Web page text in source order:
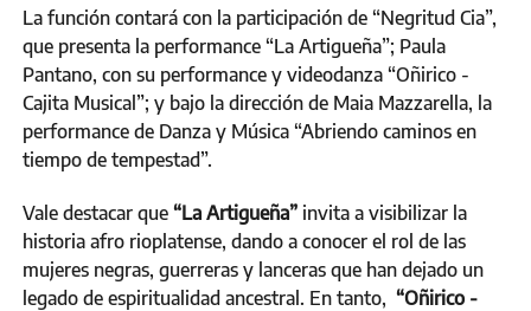
La función contará con la participación de “Negritud Cia”,
que presenta la performance “La Artigueña”; Paula
Pantano, con su performance y videodanza “Oñirico -
Cajita Musical”; y bajo la dirección de Maia Mazzarella, la
performance de Danza y Música “Abriendo caminos en
tiempo de tempestad”.
Vale destacar que “La Artigueña” invita a visibilizar la
historia afro rioplatense, dando a conocer el rol de las
mujeres negras, guerreras y lanceras que han dejado un
legado de espiritualidad ancestral. En tanto, “Oñirico -